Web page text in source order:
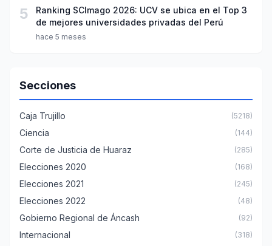
5
Ranking SCImago 2026: UCV se ubica en el Top 3
de mejores universidades privadas del Perú
hace 5 meses
Secciones
Caja Trujillo (5218)
Ciencia (144)
Corte de Justicia de Huaraz (285)
Elecciones 2020 (168)
Elecciones 2021 (245)
Elecciones 2022 (48)
Gobierno Regional de Áncash (92)
Internacional (318)